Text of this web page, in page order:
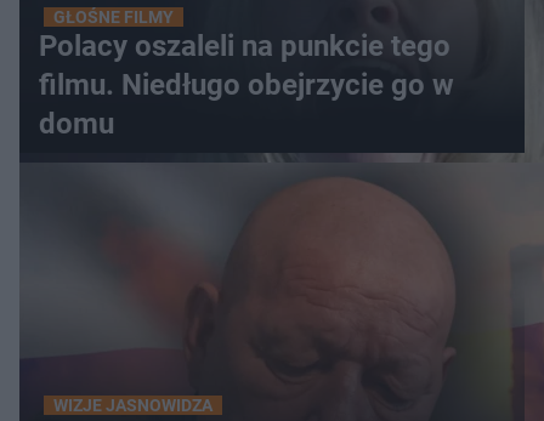
GŁOŚNE FILMY
Polacy oszaleli na punkcie tego
filmu. Niedługo obejrzycie go w
domu
WIZJE JASNOWIDZA